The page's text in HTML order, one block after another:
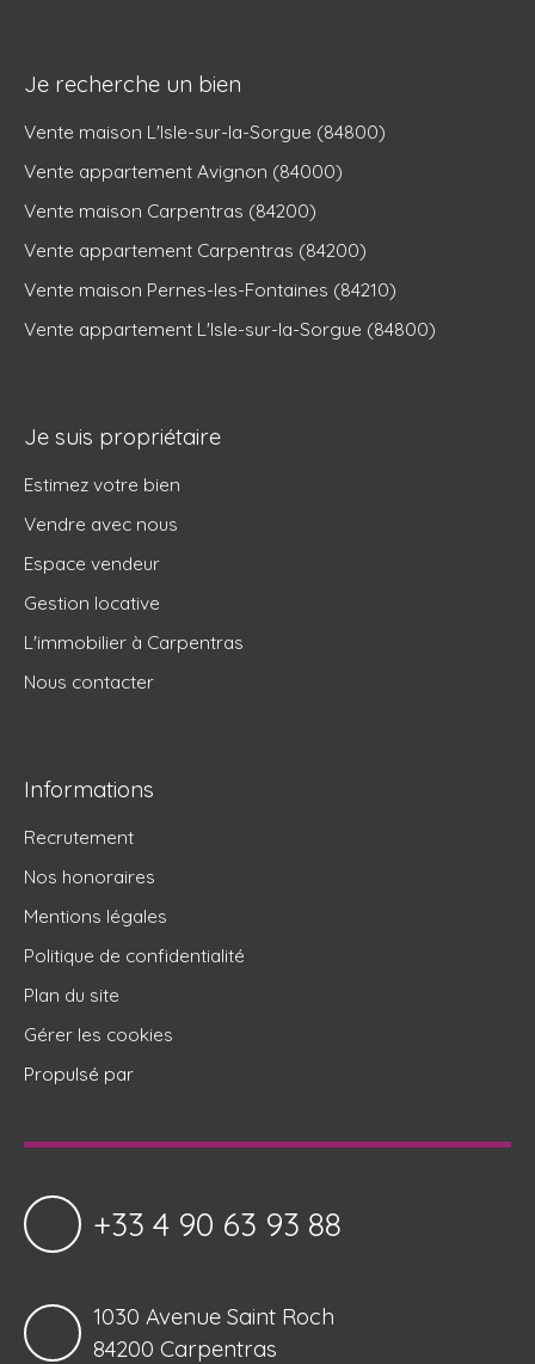
Je recherche un bien
Vente maison L'Isle-sur-la-Sorgue (84800)
Vente appartement Avignon (84000)
Vente maison Carpentras (84200)
Vente appartement Carpentras (84200)
Vente maison Pernes-les-Fontaines (84210)
Vente appartement L'Isle-sur-la-Sorgue (84800)
Je suis propriétaire
Estimez votre bien
Vendre avec nous
Espace vendeur
Gestion locative
L'immobilier à Carpentras
Nous contacter
Informations
Recrutement
Nos honoraires
Mentions légales
Politique de confidentialité
Plan du site
Gérer les cookies
Propulsé par
+33 4 90 63 93 88
1030 Avenue Saint Roch
84200 Carpentras